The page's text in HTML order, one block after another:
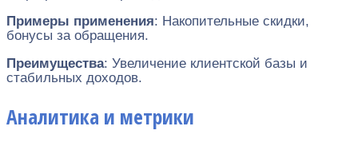
Примеры применения: Накопительные скидки,
бонусы за обращения.
Преимущества: Увеличение клиентской базы и
стабильных доходов.
Аналитика и метрики